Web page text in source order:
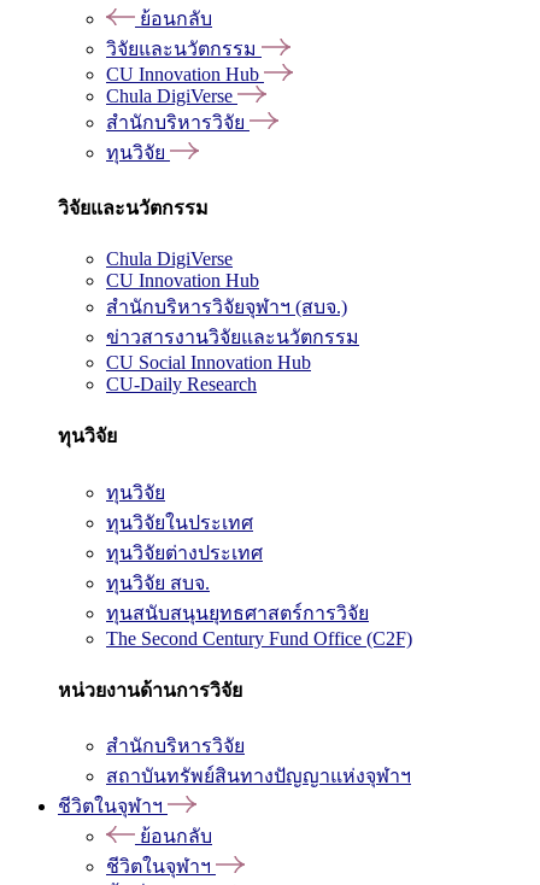
ย้อนกลับ
วิจัยและนวัตกรรม
CU Innovation Hub
Chula DigiVerse
สำนักบริหารวิจัย
ทุนวิจัย
วิจัยและนวัตกรรม
Chula DigiVerse
CU Innovation Hub
สำนักบริหารวิจัยจุฬาฯ (สบจ.)
ข่าวสารงานวิจัยและนวัตกรรม
CU Social Innovation Hub
CU-Daily Research
ทุนวิจัย
ทุนวิจัย
ทุนวิจัยในประเทศ
ทุนวิจัยต่างประเทศ
ทุนวิจัย สบจ.
ทุนสนับสนุนยุทธศาสตร์การวิจัย
The Second Century Fund Office (C2F)
หน่วยงานด้านการวิจัย
สำนักบริหารวิจัย
สถาบันทรัพย์สินทางปัญญาแห่งจุฬาฯ
ชีวิตในจุฬาฯ
ย้อนกลับ
ชีวิตในจุฬาฯ